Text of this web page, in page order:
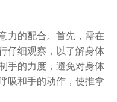
力的配合。首先，需在
仔细观察，以了解身体
手的力度，避免对身体
吸和手的动作，使推拿